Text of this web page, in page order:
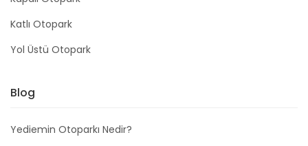
Katlı Otopark
Yol Üstü Otopark
Blog
Yediemin Otoparkı Nedir?